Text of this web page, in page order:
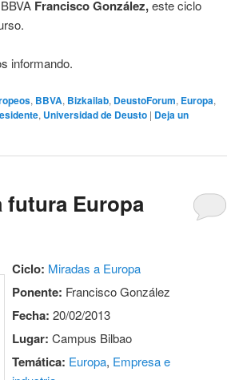
Francisco González,este ciclo
informando.
, BBVA, Bizkailab, DeustoForum, Europa,
, Universidad de Deusto | Deja un
futura Europa
Ciclo: Miradas a Europa
Ponente: Francisco González
Fecha: 20/02/2013
Lugar: Campus Bilbao
Temática: Europa, Empresa e